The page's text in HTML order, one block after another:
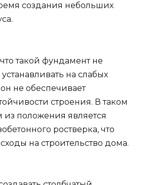
создания небольших
такой фундамент не
на слабых
он не обеспечивает
строения. В таком
из положения является
ростверка, что
на строительство дома.